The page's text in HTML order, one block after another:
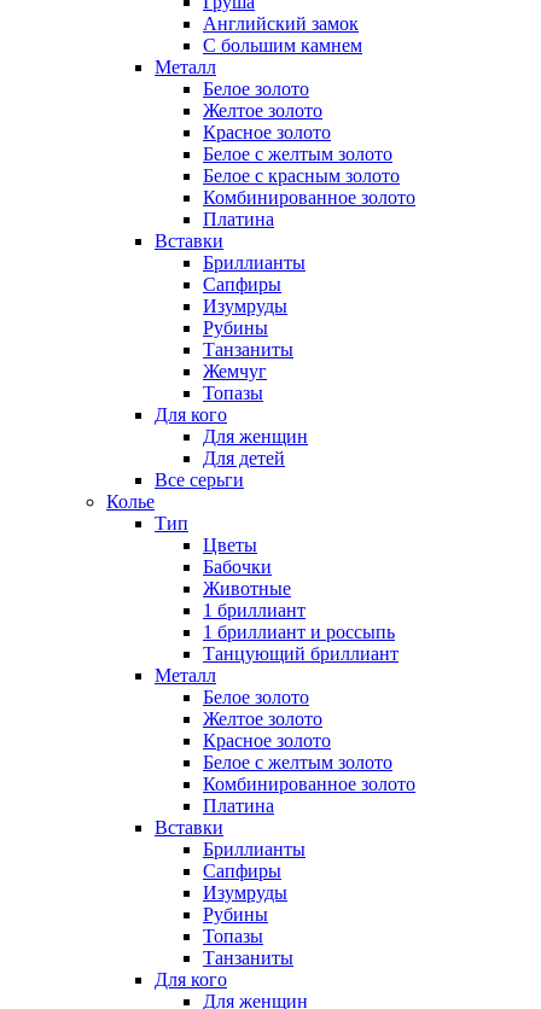
Английский замок
С большим камнем
Металл
Белое золото
Желтое золото
Красное золото
Белое с желтым золото
Белое с красным золото
Комбинированное золото
Платина
Вставки
Бриллианты
Сапфиры
Изумруды
Рубины
Танзаниты
Жемчуг
Топазы
Для кого
Для женщин
Для детей
Все серьги
Колье
Тип
Цветы
Бабочки
Животные
1 бриллиант
1 бриллиант и россыпь
Танцующий бриллиант
Металл
Белое золото
Желтое золото
Красное золото
Белое с желтым золото
Комбинированное золото
Платина
Вставки
Бриллианты
Сапфиры
Изумруды
Рубины
Топазы
Танзаниты
Для кого
Для женщин